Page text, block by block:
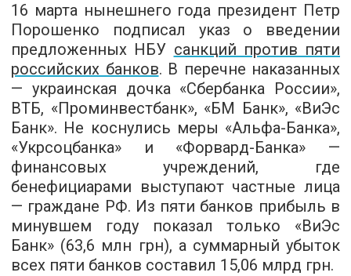
16 марта нынешнего года президент Петр
Порошенко подписал указ о введении
предложенных НБУ санкций против пяти
российских банков. В перечне наказанных
— украинская дочка «Сбербанка России»,
ВТБ, «Проминвестбанк», «БМ Банк», «ВиЭс
Банк». Не коснулись меры «Альфа-Банка»,
«Укрсоцбанка» и «Форвард-Банка» —
финансовых учреждений, где
бенефициарами выступают частные лица
— граждане РФ. Из пяти банков прибыль в
минувшем году показал только «ВиЭс
Банк» (63,6 млн грн), а суммарный убыток
всех пяти банков составил 15,06 млрд грн.